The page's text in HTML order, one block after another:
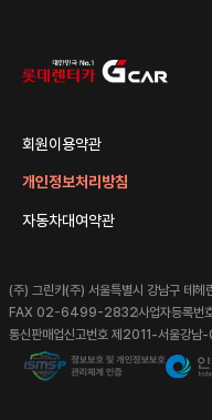
회원이용약관
개인정보처리방침
자동차대여약관
(주) 그린카(주) 서울특별시 강남구 테
FAX 02-6499-2832사업자등록
통신판매업신고번호 제2011-서울강